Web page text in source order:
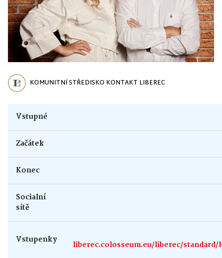
KOMUNITNÍ STŘEDISKO KONTAKT LIBEREC
Vstupné
Začátek
Konec
Socialní
sítě
Vstupenky liberec.colosseum.eu/liberec/